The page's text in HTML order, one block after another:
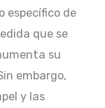
específico de
que se
su
embargo,
y las